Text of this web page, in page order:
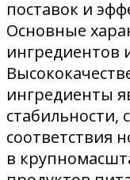
поставок и
Основные
ингредиентов
ингредиенты
стабильности,
соответствия
в